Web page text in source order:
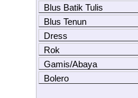
Blus Batik Tulis
Blus Tenun
Dress
Rok
Gamis/Abaya
Bolero